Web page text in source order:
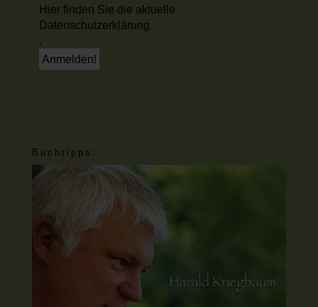
Hier finden Sie die aktuelle
Datenschutzerklärung.
.
Buchtipps: